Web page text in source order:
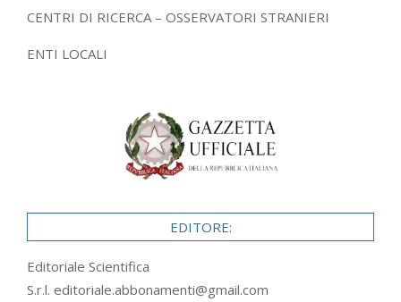
CENTRI DI RICERCA – OSSERVATORI STRANIERI
ENTI LOCALI
EDITORE:
Editoriale Scientifica
S.r.l. editoriale.abbonamenti@gmail.com